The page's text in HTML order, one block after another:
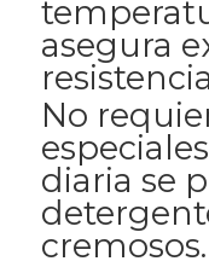
asegura
No
diaria se
cremosos.